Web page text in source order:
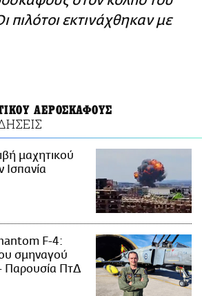
πιλότοι εκτινάχθηκαν με
ΑΕΡΟΣΚΑΦΟΥΣ
μαχητικού
F-4:
σμηναγού
Παρουσία ΠτΔ